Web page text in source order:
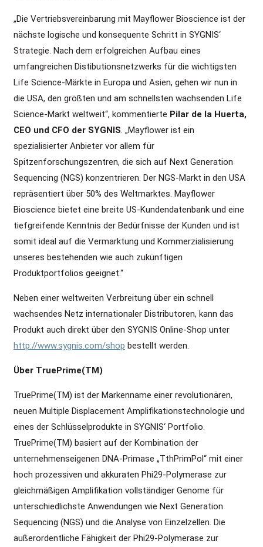
„Die Vertriebsvereinbarung mit Mayflower Bioscience ist der
nächste logische und konsequente Schritt in SYGNIS‘
Strategie. Nach dem erfolgreichen Aufbau eines
umfangreichen Distibutionsnetzwerks für die wichtigsten
Life Science-Märkte in Europa und Asien, gehen wir nun in
die USA, den größten und am schnellsten wachsenden Life
Science-Markt weltweit“, kommentierte Pilar de la Huerta,
CEO und CFO der SYGNIS. „Mayflower ist ein
spezialisierter Anbieter vor allem für
Spitzenforschungszentren, die sich auf Next Generation
Sequencing (NGS) konzentrieren. Der NGS-Markt in den USA
repräsentiert über 50% des Weltmarktes. Mayflower
Bioscience bietet eine breite US-Kundendatenbank und eine
tiefgreifende Kenntnis der Bedürfnisse der Kunden und ist
somit ideal auf die Vermarktung und Kommerzialisierung
unseres bestehenden wie auch zukünftigen
Produktportfolios geeignet.“
Neben einer weltweiten Verbreitung über ein schnell
wachsendes Netz internationaler Distributoren, kann das
Produkt auch direkt über den SYGNIS Online-Shop unter
http://www.sygnis.com/shop bestellt werden.
Über TruePrime(TM)
TruePrime(TM) ist der Markenname einer revolutionären,
neuen Multiple Displacement Amplifikationstechnologie und
eines der Schlüsselprodukte in SYGNIS‘ Portfolio.
TruePrime(TM) basiert auf der Kombination der
unternehmenseigenen DNA-Primase „TthPrimPol“ mit einer
hoch prozessiven und akkuraten Phi29-Polymerase zur
gleichmäßigen Amplifikation vollständiger Genome für
unterschiedlichste Anwendungen wie Next Generation
Sequencing (NGS) und die Analyse von Einzelzellen. Die
außerordentliche Fähigkeit der Phi29-Polymerase zur